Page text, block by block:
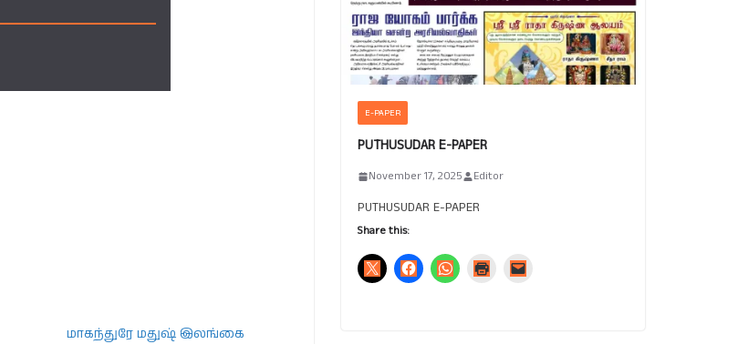
மாகந்துரே மதுஷ் இலங்கை
E-PAPER
PUTHUSUDAR E-PAPER
November 17, 2025 Editor
PUTHUSUDAR E-PAPER
Share this: